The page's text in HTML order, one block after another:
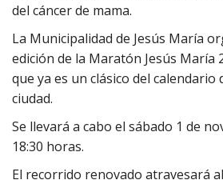
del cáncer de mama.
La Municipalidad de Jesús María
edición de la Maratón Jesús María
que ya es un clásico del calendario
ciudad.
Se llevará a cabo el sábado 1 de
18:30 horas.
El recorrido renovado atravesará